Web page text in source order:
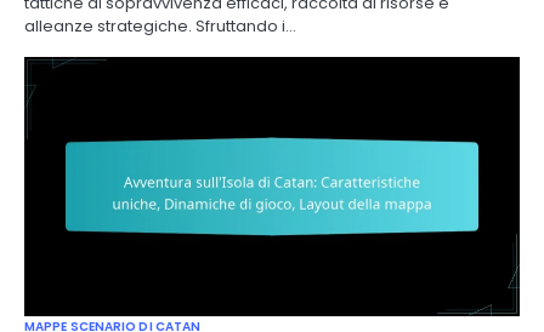
alleanze strategiche. Sfruttando i…
MAPPE SCENARIO DI CATAN